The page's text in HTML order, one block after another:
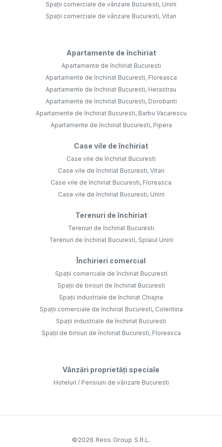
Spații comerciale de vânzare Bucuresti, Unirii
Spații comerciale de vânzare Bucuresti, Vitan
Apartamente de închiriat
Apartamente de închiriat Bucuresti
Apartamente de închiriat Bucuresti, Floreasca
Apartamente de închiriat Bucuresti, Herastrau
Apartamente de închiriat Bucuresti, Dorobanti
Apartamente de închiriat Bucuresti, Barbu Vacarescu
Apartamente de închiriat Bucuresti, Pipera
Case vile de închiriat
Case vile de închiriat Bucuresti
Case vile de închiriat Bucuresti, Vitan
Case vile de închiriat Bucuresti, Floreasca
Case vile de închiriat Bucuresti, Unirii
Terenuri de închiriat
Terenuri de închiriat Bucuresti
Terenuri de închiriat Bucuresti, Splaiul Unirii
Închirieri comercial
Spații comerciale de închiriat Bucuresti
Spații de birouri de închiriat Bucuresti
Spații industriale de închiriat Chiajna
Spații comerciale de închiriat Bucuresti, Colentina
Spații industriale de închiriat Bucuresti
Spații de birouri de închiriat Bucuresti, Floreasca
Vânzări proprietăți speciale
Hoteluri / Pensiuni de vânzare Bucuresti
©2026 Reos Group S.R.L.